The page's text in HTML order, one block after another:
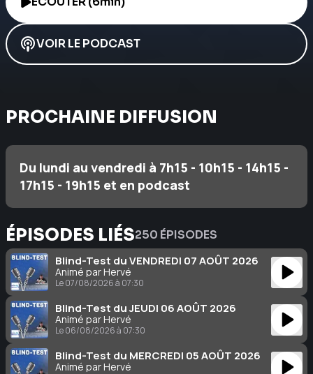
VOIR LE PODCAST
PROCHAINE DIFFUSION
Du lundi au vendredi à 7h15 - 10h15 - 14h15 -
17h15 - 19h15 et en podcast
ÉPISODES LIÉS250 ÉPISODES
Blind-Test du VENDREDI 07 AOÛT 2026
Animé par Hervé
Le 07/08/2026 à 07:30
Blind-Test du JEUDI 06 AOÛT 2026
Animé par Hervé
Le 06/08/2026 à 07:30
Blind-Test du MERCREDI 05 AOÛT 2026
Animé par Hervé